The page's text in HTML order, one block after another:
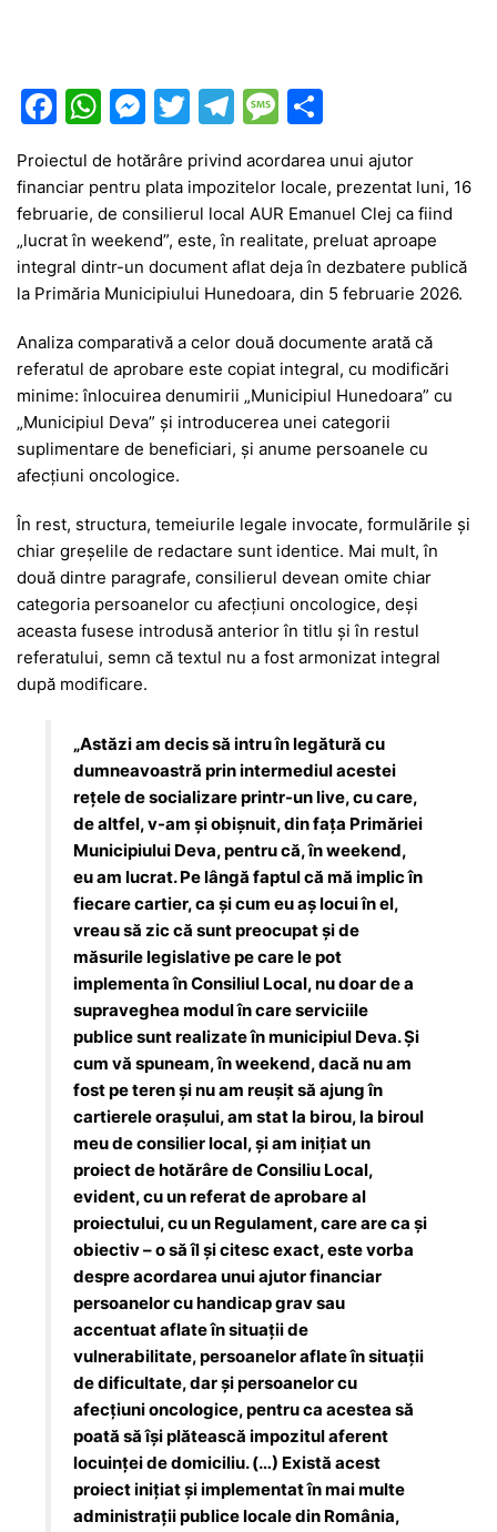
F
c
e
b
o
k
W
at
s
A
p
M
e
s
s
e
n
er
T
w
itt
er
T
e
gr
a
m
M
s
s
a
g
ta
je
a
z
Proiectul de hotărâre privind acordarea unui ajutor
financiar pentru plata impozitelor locale, prezentat luni, 16
februarie, de consilierul local AUR Emanuel Clej ca fiind
„lucrat în weekend”, este, în realitate, preluat aproape
integral dintr-un document aflat deja în dezbatere publică
la Primăria Municipiului Hunedoara, din 5 februarie 2026.
Analiza comparativă a celor două documente arată că
referatul de aprobare este copiat integral, cu modificări
minime: înlocuirea denumirii „Municipiul Hunedoara” cu
„Municipiul Deva” și introducerea unei categorii
suplimentare de beneficiari, și anume persoanele cu
afecțiuni oncologice.
În rest, structura, temeiurile legale invocate, formulările și
chiar greșelile de redactare sunt identice. Mai mult, în
două dintre paragrafe, consilierul devean omite chiar
categoria persoanelor cu afecțiuni oncologice, deși
aceasta fusese introdusă anterior în titlu și în restul
referatului, semn că textul nu a fost armonizat integral
după modificare.
„Astăzi am decis să intru în legătură cu
dumneavoastră prin intermediul acestei
rețele de socializare printr-un live, cu care,
de altfel, v-am și obișnuit, din fața Primăriei
Municipiului Deva, pentru că, în weekend,
eu am lucrat. Pe lângă faptul că mă implic în
fiecare cartier, ca și cum eu aș locui în el,
vreau să zic că sunt preocupat și de
măsurile legislative pe care le pot
implementa în Consiliul Local, nu doar de a
supraveghea modul în care serviciile
publice sunt realizate în municipiul Deva. Și
cum vă spuneam, în weekend, dacă nu am
fost pe teren și nu am reușit să ajung în
cartierele orașului, am stat la birou, la biroul
meu de consilier local, și am inițiat un
proiect de hotărâre de Consiliu Local,
evident, cu un referat de aprobare al
proiectului, cu un Regulament, care are ca și
obiectiv – o să îl și citesc exact, este vorba
despre acordarea unui ajutor financiar
persoanelor cu handicap grav sau
accentuat aflate în situații de
vulnerabilitate, persoanelor aflate în situații
de dificultate, dar și persoanelor cu
afecțiuni oncologice, pentru ca acestea să
poată să își plătească impozitul aferent
locuinței de domiciliu. (…) Există acest
proiect inițiat și implementat în mai multe
administrații publice locale din România,